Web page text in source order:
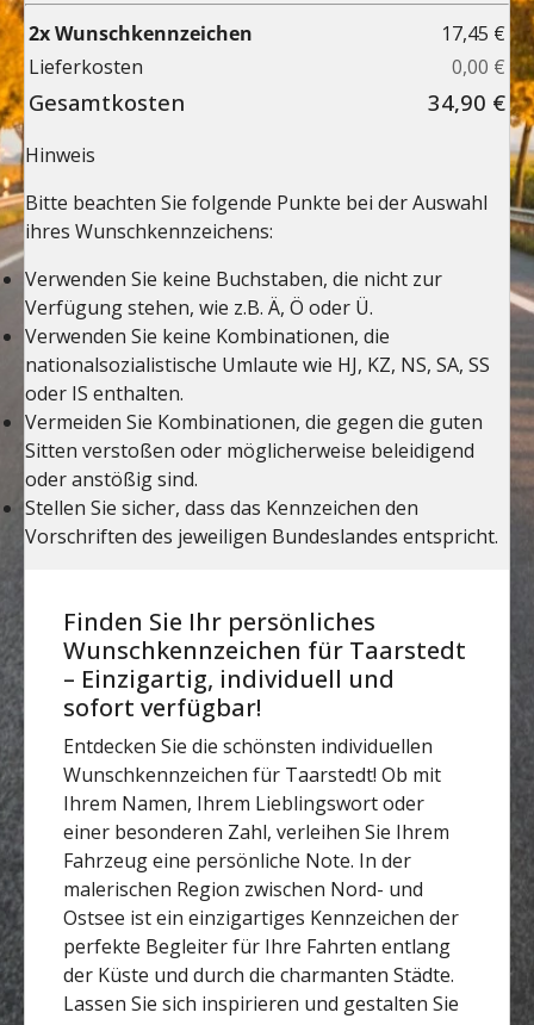
Finden Sie Ihr persönliches
Wunschkennzeichen für Taarstedt
– Einzigartig, individuell und
sofort verfügbar!
Entdecken Sie die schönsten individuellen
Wunschkennzeichen für Taarstedt! Ob mit
Ihrem Namen, Ihrem Lieblingswort oder
einer besonderen Zahl, verleihen Sie Ihrem
Fahrzeug eine persönliche Note. In der
malerischen Region zwischen Nord- und
Ostsee ist ein einzigartiges Kennzeichen der
perfekte Begleiter für Ihre Fahrten entlang
der Küste und durch die charmanten Städte.
Lassen Sie sich inspirieren und gestalten Sie